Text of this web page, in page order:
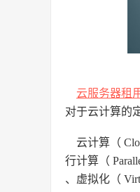
云服务器租
对于云计算的
云计算（
行计算（
、虚拟化（